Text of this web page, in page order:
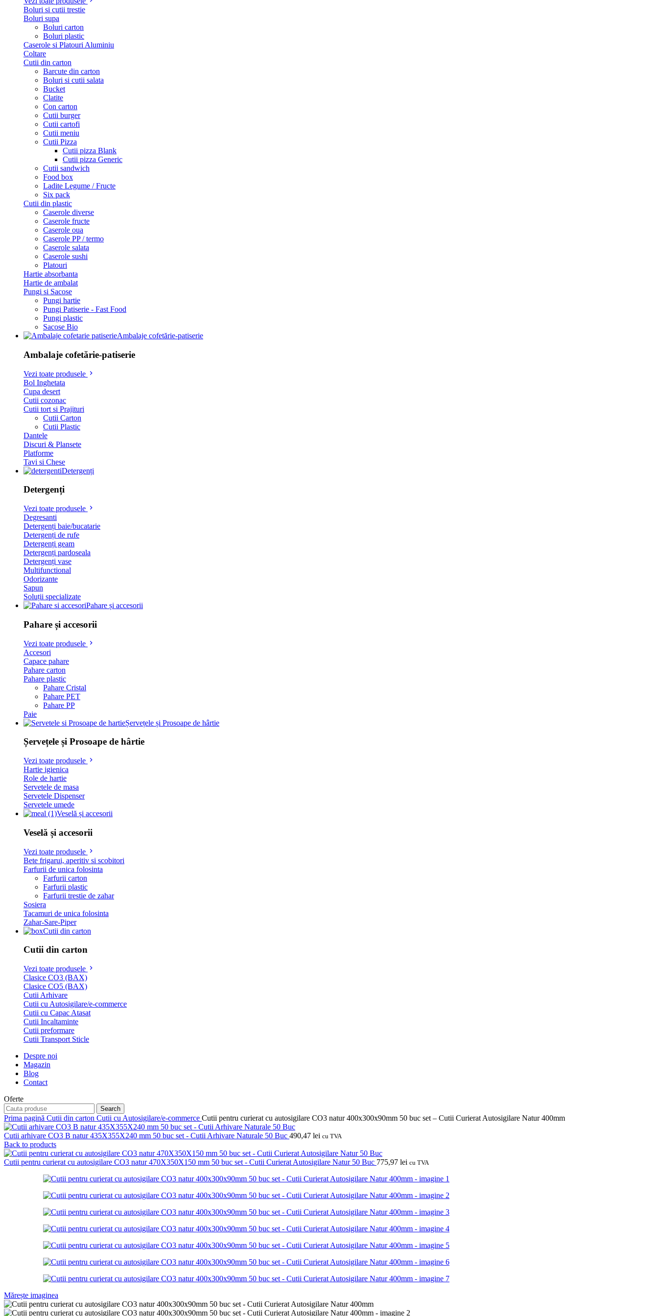
Boluri si cutii trestie
Boluri supa
Boluri carton
Boluri plastic
Caserole si Platouri Aluminiu
Coltare
Cutii din carton
Barcute din carton
Boluri si cutii salata
Bucket
Clatite
Con carton
Cutii burger
Cutii cartofi
Cutii meniu
Cutii Pizza
Cutii pizza Blank
Cutii pizza Generic
Cutii sandwich
Food box
Ladite Legume / Fructe
Six pack
Cutii din plastic
Caserole diverse
Caserole fructe
Caserole oua
Caserole PP / termo
Caserole salata
Caserole sushi
Platouri
Hartie absorbanta
Hartie de ambalat
Pungi si Sacose
Pungi hartie
Pungi Patiserie - Fast Food
Pungi plastic
Sacose Bio
Ambalaje cofetărie-patiserie
Ambalaje cofetărie-patiserie
Vezi toate produsele
Bol Inghetata
Cupa desert
Cutii cozonac
Cutii tort si Prajituri
Cutii Carton
Cutii Plastic
Dantele
Discuri & Plansete
Platforme
Tavi si Chese
Detergenți
Detergenți
Vezi toate produsele
Degresanti
Detergenți baie/bucatarie
Detergenți de rufe
Detergenți geam
Detergenți pardoseala
Detergenți vase
Multifunctional
Odorizante
Sapun
Soluții specializate
Pahare și accesorii
Pahare și accesorii
Vezi toate produsele
Accesori
Capace pahare
Pahare carton
Pahare plastic
Pahare Cristal
Pahare PET
Pahare PP
Paie
Șervețele și Prosoape de hârtie
Șervețele și Prosoape de hârtie
Vezi toate produsele
Hartie igienica
Role de hartie
Servetele de masa
Servetele Dispenser
Servetele umede
Veselă și accesorii
Veselă și accesorii
Vezi toate produsele
Bete frigarui, aperitiv si scobitori
Farfurii de unica folosinta
Farfurii carton
Farfurii plastic
Farfurii trestie de zahar
Sosiera
Tacamuri de unica folosinta
Zahar-Sare-Piper
Cutii din carton
Cutii din carton
Vezi toate produsele
Clasice CO3 (BAX)
Clasice CO5 (BAX)
Cutii Arhivare
Cutii cu Autosigilare/e-commerce
Cutii cu Capac Atasat
Cutii Incaltaminte
Cutii preformare
Cutii Transport Sticle
Despre noi
Magazin
Blog
Contact
Oferte
Search
Prima pagină Cutii din carton Cutii cu Autosigilare/e-commerce Cutii pentru curierat cu autosigilare CO3 natur 400x300x90mm 50 buc set – Cutii Curierat Autosigilare Natur 400mm
Cutii arhivare CO3 B natur 435X355X240 mm 50 buc set - Cutii Arhivare Naturale 50 Buc 490,47 lei cu TVA
Back to products
Cutii pentru curierat cu autosigilare CO3 natur 470X350X150 mm 50 buc set - Cutii Curierat Autosigilare Natur 50 Buc 775,97 lei cu TVA
Mărește imaginea